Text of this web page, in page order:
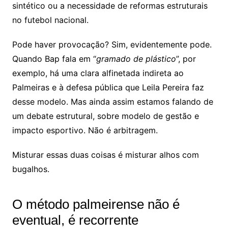
sintético ou a necessidade de reformas estruturais
no futebol nacional.
Pode haver provocação? Sim, evidentemente pode.
Quando Bap fala em “gramado de plástico”, por
exemplo, há uma clara alfinetada indireta ao
Palmeiras e à defesa pública que Leila Pereira faz
desse modelo. Mas ainda assim estamos falando de
um debate estrutural, sobre modelo de gestão e
impacto esportivo. Não é arbitragem.
Misturar essas duas coisas é misturar alhos com
bugalhos.
O método palmeirense não é
eventual, é recorrente